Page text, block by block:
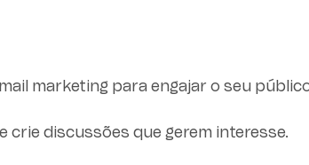
marketing para engajar o seu
crie discussões que gerem interesse.